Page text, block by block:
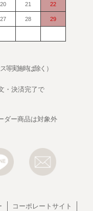
20 21 22
27 28 29
等実施時は除く）
・決済完了で
ダー商品は対象外
コーポレートサイト